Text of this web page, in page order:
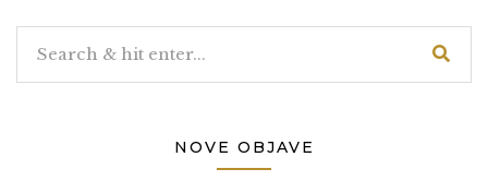
NOVE OBJAVE